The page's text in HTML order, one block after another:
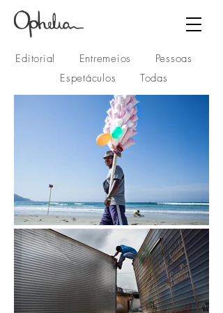
Editorial Entremeios
Pessoas
Espetáculos
Todas